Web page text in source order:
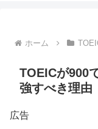
ホーム
TOEICが900
強すべき理由
広告